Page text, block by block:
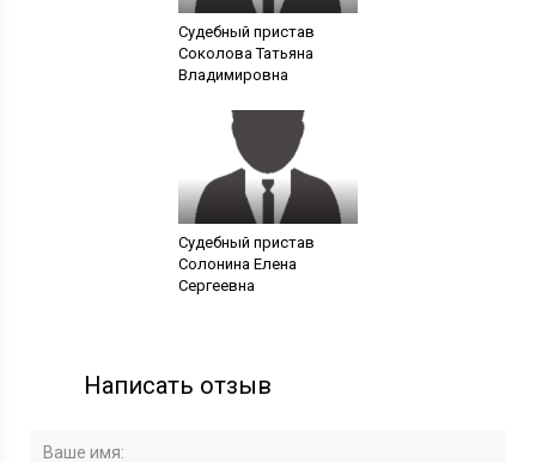
Судебный пристав
Соколова Татьяна
Владимировна
Судебный пристав
Солонина Елена
Сергеевна
Написать отзыв